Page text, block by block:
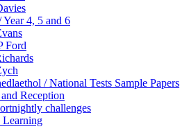
4, 5 and 6
Ford
/ National Tests Sample Papers
Reception
challenges
Learning